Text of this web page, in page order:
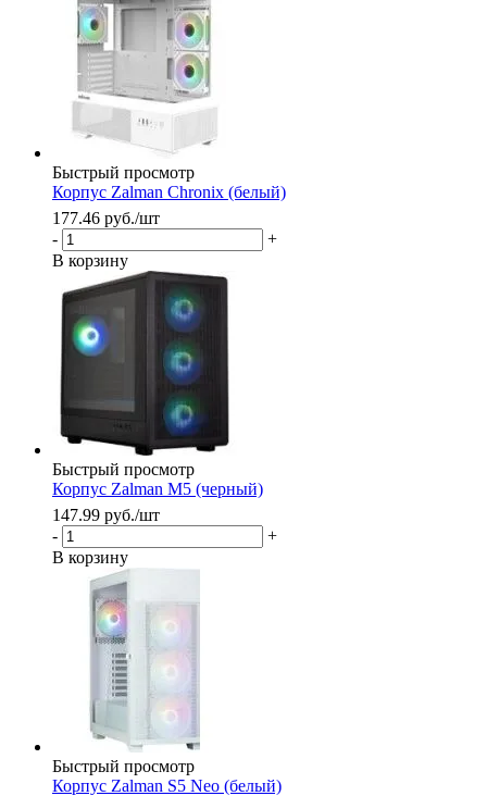
Быстрый просмотр
Корпус Zalman Chronix (белый)
177.46 руб./шт
-
+
В корзину
Быстрый просмотр
Корпус Zalman M5 (черный)
147.99 руб./шт
-
+
В корзину
Быстрый просмотр
Корпус Zalman S5 Neo (белый)